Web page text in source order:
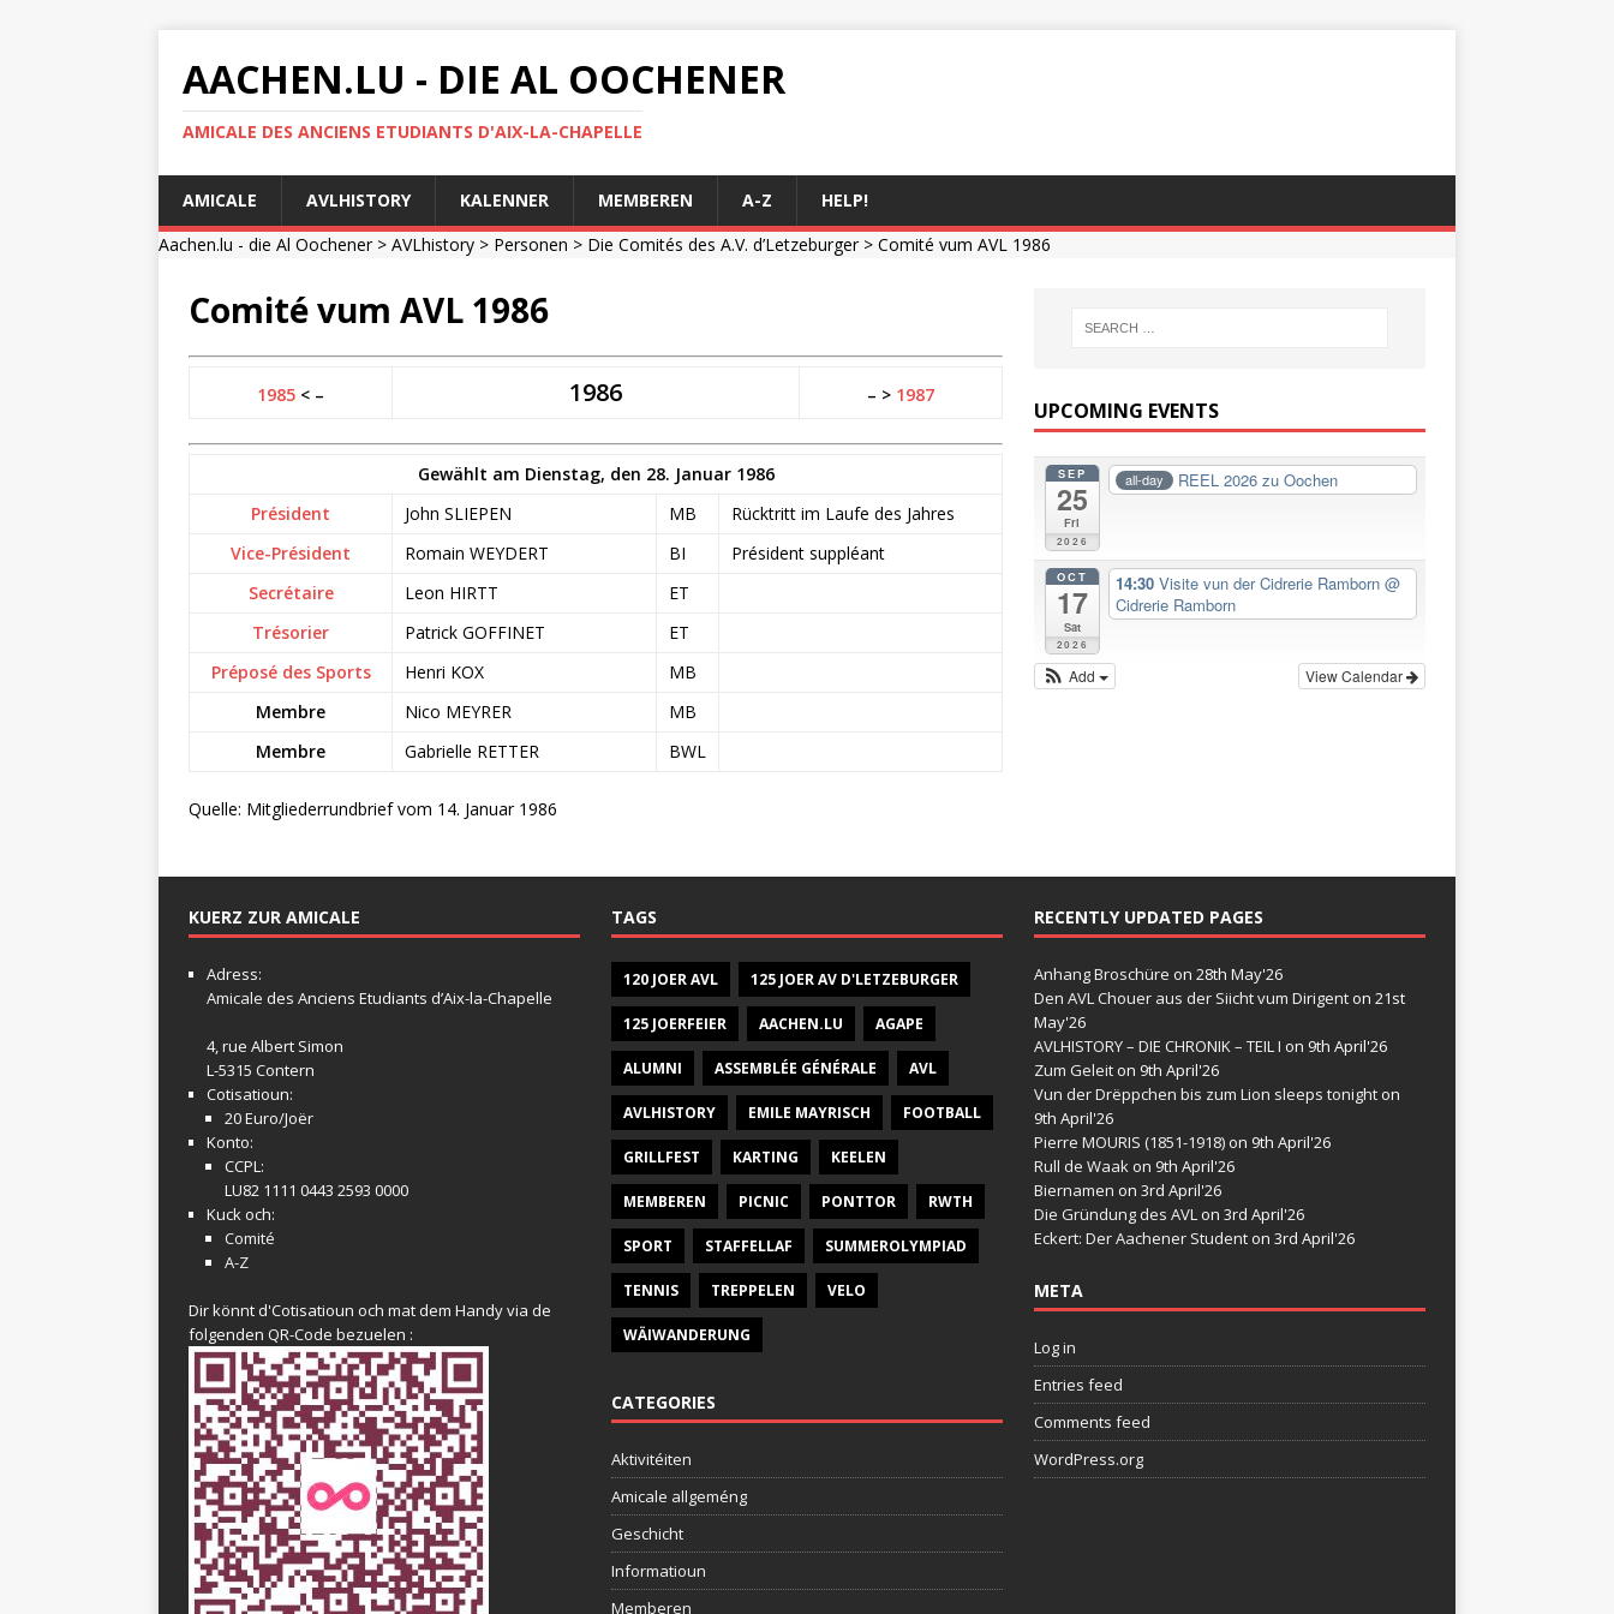
AACHEN.LU - DIE AL OOCHENER
AMICALE DES ANCIENS ETUDIANTS D'AIX-LA-CHAPELLE
AMICALE AVLHISTORY KALENNER MEMBEREN A-Z
HELP!
Aachen.lu - die Al Oochener> AVLhistory > Personen > Die Comités des A.V. d’Letzeburger> Comité vum AVL 1986
Comité vum AVL 1986
1985 < – 1986 – > 1987
Gewählt am Dienstag, den 28. Januar 1986
Président
John SLIEPEN MB
Rücktritt im Laufe des Jahres
Vice-Président
Romain WEYDERT BI
Président suppléant
Secrétaire
Leon HIRTT
ET
Trésorier
Patrick GOFFINET
ET
Préposé des Sports
Henri KOX
MB
Membre
Nico MEYRER
MB
Membre
Gabrielle RETTER BWL
Quelle: Mitgliederrundbrief vom 14. Januar 1986
UPCOMING EVENTS
SEP
25
Fri
2026
all-day REEL 2026 zu Oochen
OCT
17
Sat
2026
14:30Visite vun der Cidrerie Ramborn@
Cidrerie Ramborn
View Calendar
Add
KUERZ ZUR AMICALE
Adress:
Amicale des Anciens Etudiants d’Aix-la-Chapelle
4, rue Albert Simon
L-5315 Contern
Cotisatioun:
20 Euro/Joër
Konto:
CCPL:
LU82 1111 0443 2593 0000
Kuck och:
Comité
A-Z
Dir könnt d'Cotisatioun och mat dem Handy via de
folgenden QR-Code bezuelen :
TAGS
120 JOER AVL 125 JOER AV D'LETZEBURGER
125 JOERFEIER AACHEN.LU AGAPE
ALUMNI ASSEMBLÉE GÉNÉRALE AVL
AVLHISTORY EMILE MAYRISCH FOOTBALL
GRILLFEST KARTING KEELEN
MEMBEREN PICNIC PONTTOR RWTH
SPORT STAFFELLAF SUMMEROLYMPIAD
TENNIS TREPPELEN VELO
WÄIWANDERUNG
CATEGORIES
Aktivitéiten
Amicale allgeméng
Geschicht
Informatioun
Memberen
RECENTLY UPDATED PAGES
Anhang Broschüre on 28th May'26
Den AVL Chouer aus der Siicht vum Dirigenton 21st
May'26
AVLHISTORY – DIE CHRONIK – TEIL I on 9th April'26
Zum Geleiton 9th April'26
Vun der Drëppchen bis zum Lion sleeps tonighton
9th April'26
Pierre MOURIS (1851-1918)on 9th April'26
Rull de Waakon 9th April'26
Biernamen on 3rd April'26
Die Gründung des AVLon 3rd April'26
Eckert: Der Aachener Studenton 3rd April'26
META
Log in
Entries feed
Comments feed
WordPress.org